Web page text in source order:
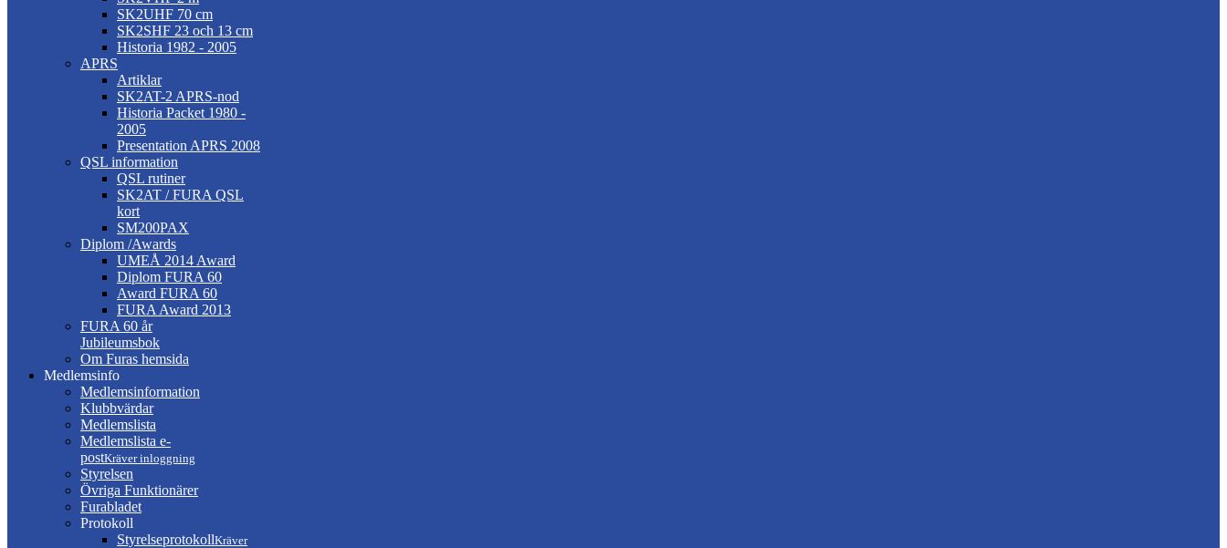
SK2UHF 70 cm
SK2SHF 23 och 13 cm
Historia 1982 - 2005
APRS
Artiklar
SK2AT-2 APRS-nod
Historia Packet 1980 -
2005
Presentation APRS 2008
QSL information
QSL rutiner
SK2AT / FURA QSL
kort
SM200PAX
Diplom /Awards
UMEÅ 2014 Award
Diplom FURA 60
Award FURA 60
FURA Award 2013
FURA 60 år
Jubileumsbok
Om Furas hemsida
Medlemsinfo
Medlemsinformation
Klubbvärdar
Medlemslista
Medlemslista e-
postKräver inloggning
Styrelsen
Övriga Funktionärer
Furabladet
Protokoll
StyrelseprotokollKräver